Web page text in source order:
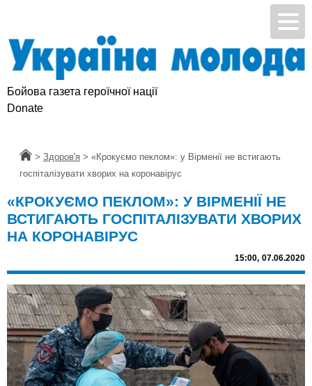
Бойова газета героїчної нації
Donate
Головна
> Здоров'я > «Крокуємо пеклом»: у Вірменії не встигають
госпіталізувати хворих на коронавірус
«КРОКУЄМО ПЕКЛОМ»: У ВІРМЕНІЇ НЕ
ВСТИГАЮТЬ ГОСПІТАЛІЗУВАТИ ХВОРИХ
НА КОРОНАВІРУС
15:00, 07.06.2020